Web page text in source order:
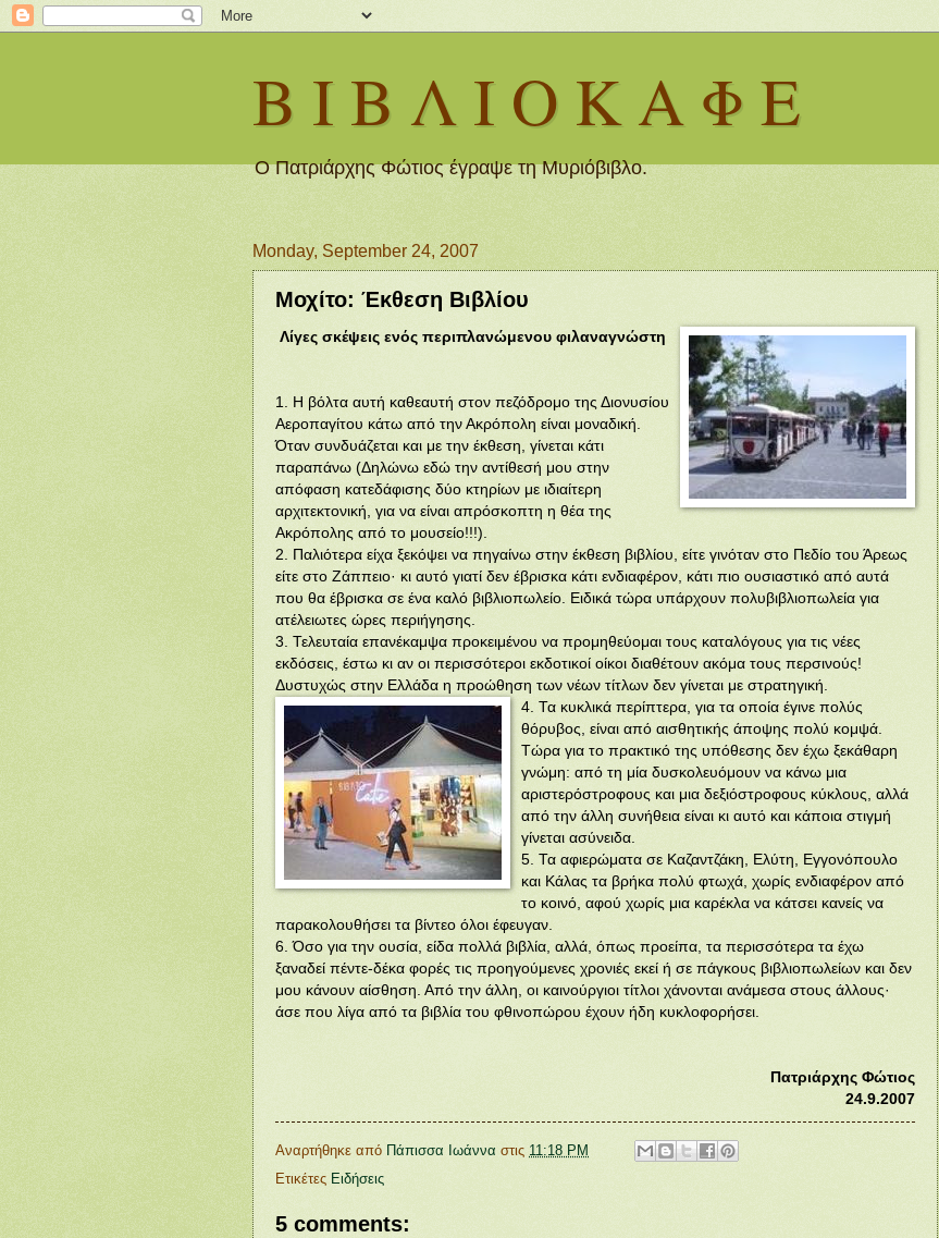
Β Ι Β Λ Ι Ο Κ Α Φ Ε
Ο Πατριάρχης Φώτιος έγραψε τη Μυριόβιβλο.
Monday, September 24, 2007
Μοχίτο: Έκθεση Βιβλίου
Λίγες σκέψεις ενός περιπλανώμενουφιλαναγνώστη
1. Η βόλτα αυτή καθεαυτή στον πεζόδρομο της Διονυσίου
Αεροπαγίτου κάτω από την Ακρόπολη είναι μοναδική.
Όταν συνδυάζεται και με την έκθεση, γίνεται κάτι
παραπάνω (Δηλώνω εδώ την αντίθεσή μου στην
απόφαση κατεδάφισης δύο κτηρίων με ιδιαίτερη
αρχιτεκτονική, για να είναι απρόσκοπτη η θέα της
Ακρόπολης από το μουσείο!!!).
2. Παλιότερα είχα ξεκόψει να πηγαίνω στην έκθεση βιβλίου, είτε γινόταν στο Πεδίο του Άρεως
είτε στο Ζάππειο· κι αυτό γιατί δεν έβρισκα κάτι ενδιαφέρον, κάτι πιο ουσιαστικό από αυτά
που θα έβρισκα σε ένα καλό βιβλιοπωλείο. Ειδικά τώρα υπάρχουν πολυβιβλιοπωλεία για
ατέλειωτες ώρες περιήγησης.
3. Τελευταία επανέκαμψα προκειμένου να προμηθεύομαι τους καταλόγους για τις νέες
εκδόσεις, έστω κι αν οι περισσότεροι εκδοτικοί οίκοι διαθέτουν ακόμα τους περσινούς!
Δυστυχώς στην Ελλάδα η προώθηση των νέων τίτλων δεν γίνεται με στρατηγική.
4. Τα κυκλικά περίπτερα, για τα οποία έγινε πολύς
θόρυβος, είναι από αισθητικής άποψης πολύ κομψά.
Τώρα για το πρακτικό της υπόθεσης δεν έχω ξεκάθαρη
γνώμη: από τη μία δυσκολευόμουν να κάνω μια
αριστερόστροφους και μια δεξιόστροφους κύκλους, αλλά
από την άλλη συνήθεια είναι κι αυτό και κάποια στιγμή
γίνεται ασύνειδα.
5. Τα αφιερώματα σε Καζαντζάκη, Ελύτη, Εγγονόπουλο
και Κάλας τα βρήκα πολύ φτωχά, χωρίς ενδιαφέρον από
το κοινό, αφού χωρίς μια καρέκλα να κάτσει κανείς να
παρακολουθήσει τα βίντεο όλοι έφευγαν.
6. Όσο για την ουσία, είδα πολλά βιβλία, αλλά, όπως προείπα, τα περισσότερα τα έχω
ξαναδεί πέντε-δέκα φορές τις προηγούμενες χρονιές εκεί ή σε πάγκους βιβλιοπωλείων και δεν
μου κάνουν αίσθηση. Από την άλλη, οι καινούργιοι τίτλοι χάνονται ανάμεσα στους άλλους·
άσε που λίγα από τα βιβλία του φθινοπώρου έχουν ήδη κυκλοφορήσει.
Πατριάρχης Φώτιος
24.9.2007
Αναρτήθηκε από Πάπισσα Ιωάννα στις 11:18 PM
Ετικέτες Ειδήσεις
5 comments: